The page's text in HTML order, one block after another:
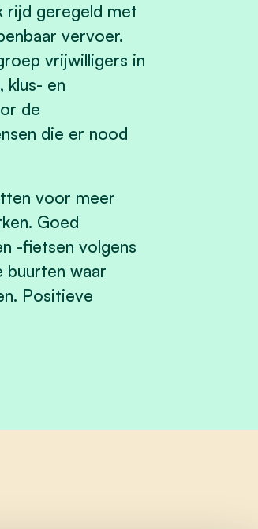
rijd geregeld met
vervoer.
vrijwilligers in
klus- en
de
die er nood
voor meer
Goed
-fietsen volgens
buurten waar
Positieve